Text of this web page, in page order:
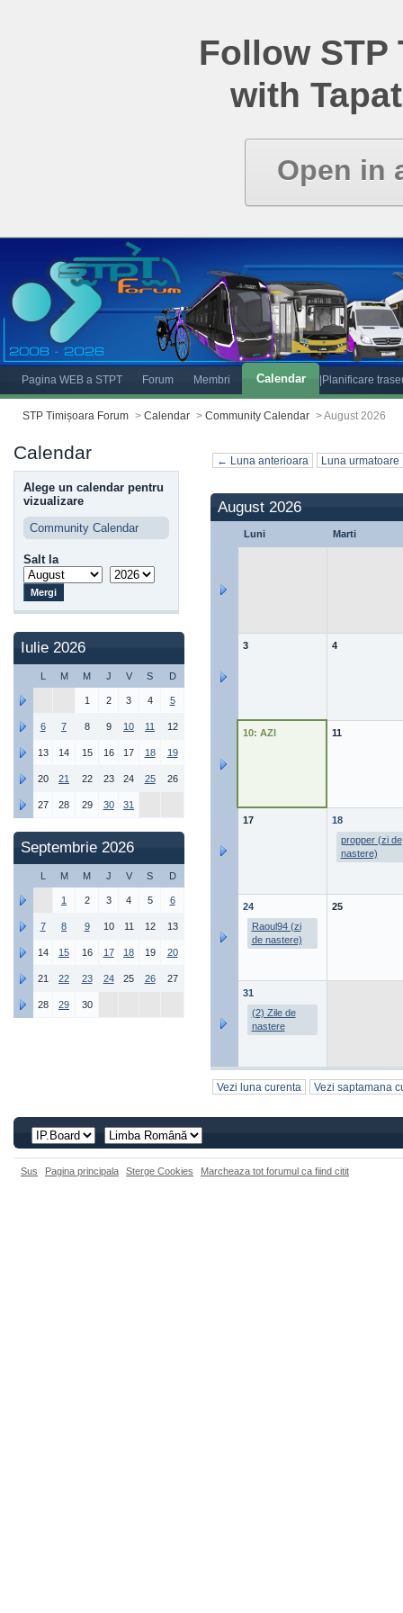
Follow STP
with
Open in
Pagina WEB a STPT Forum Membri Calendar |Planificare
STP Timișoara Forum > Calendar > Community Calendar >August 2026
Calendar
Alege un calendar pentru
vizualizare
Community Calendar
Salt la
← Luna anterioara Luna
August 2026
Luni Marti
3 4
10: AZI 11
17
18
propper (zi de
nastere)
24
Raoul94 (zi
de nastere)
25
31
(2) Zile de
nastere
Vezi luna curenta Vezi saptamana
Iulie 2026
L M M J V S D
1 2 3 4 5
6 7 8 9 10 11 12
13 14 15 16 17 18 19
20 21 22 23 24 25 26
27 28 29 30 31
Septembrie 2026
L M M J V S D
1 2 3 4 5 6
7 8 9 10 11 12 13
14 15 16 17 18 19 20
21 22 23 24 25 26 27
28 29 30
Sus Pagina principala Sterge Cookies Marcheaza tot forumul ca fiind citit